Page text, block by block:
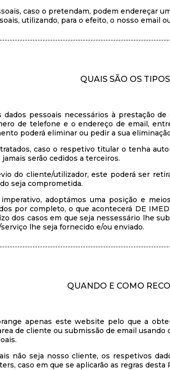
caso o pretendam, podem endereçar
utilizando, para o efeito, o nosso email
QUAIS SÃO OS
dados pessoais necessários à prestação
de telefone e o endereço de email,
poderá eliminar ou pedir a sua
caso o respetivo titular o tenha
serão cedidos a terceiros.
do cliente/utilizador, este poderá ser
seja comprometida.
adoptámos uma posição e
por completo, o que acontecerá DE
dos casos em que seja nessessário lhe
lhe seja fornecido e/ou enviado.
QUANDO E COMO
apenas este website pelo que a
de cliente ou submissão de email
não seja nosso cliente, os respetivos
caso em que se aplicarão as regras desta